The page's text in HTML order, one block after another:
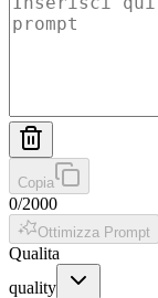
Copia
0/2000
Ottimizza Prompt
Qualita
quality